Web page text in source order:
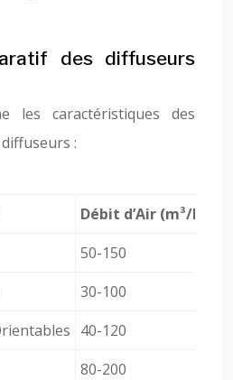
des diffuseurs
les caractéristiques des
:
Débit d’Air (m³/h)
50-150
30-100
40-120
80-200